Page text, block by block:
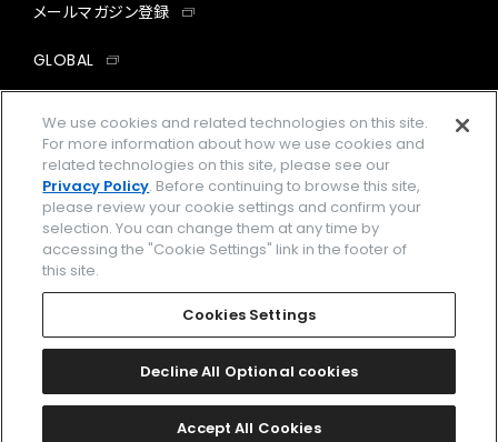
メールマガジン登録
GLOBAL
facebookinstagramtwitter
企業情報 ご利用規約
プライバシーポリシー Cookies Settings
Amazon PayはAmazon.com, Inc.またはその関連会社の商標です。
2026 CITIZEN WATCH CO., LTD.
We use cookies and related technologies on this site.
For more information about how we use cookies and
related technologies on this site, please see our
Privacy Policy. Before continuing to browse this site,
please review your cookie settings and confirm your
selection. You can change them at any time by
accessing the "Cookie Settings" link in the footer of
this site.
Cookies Settings
Decline All Optional cookies
Accept All Cookies